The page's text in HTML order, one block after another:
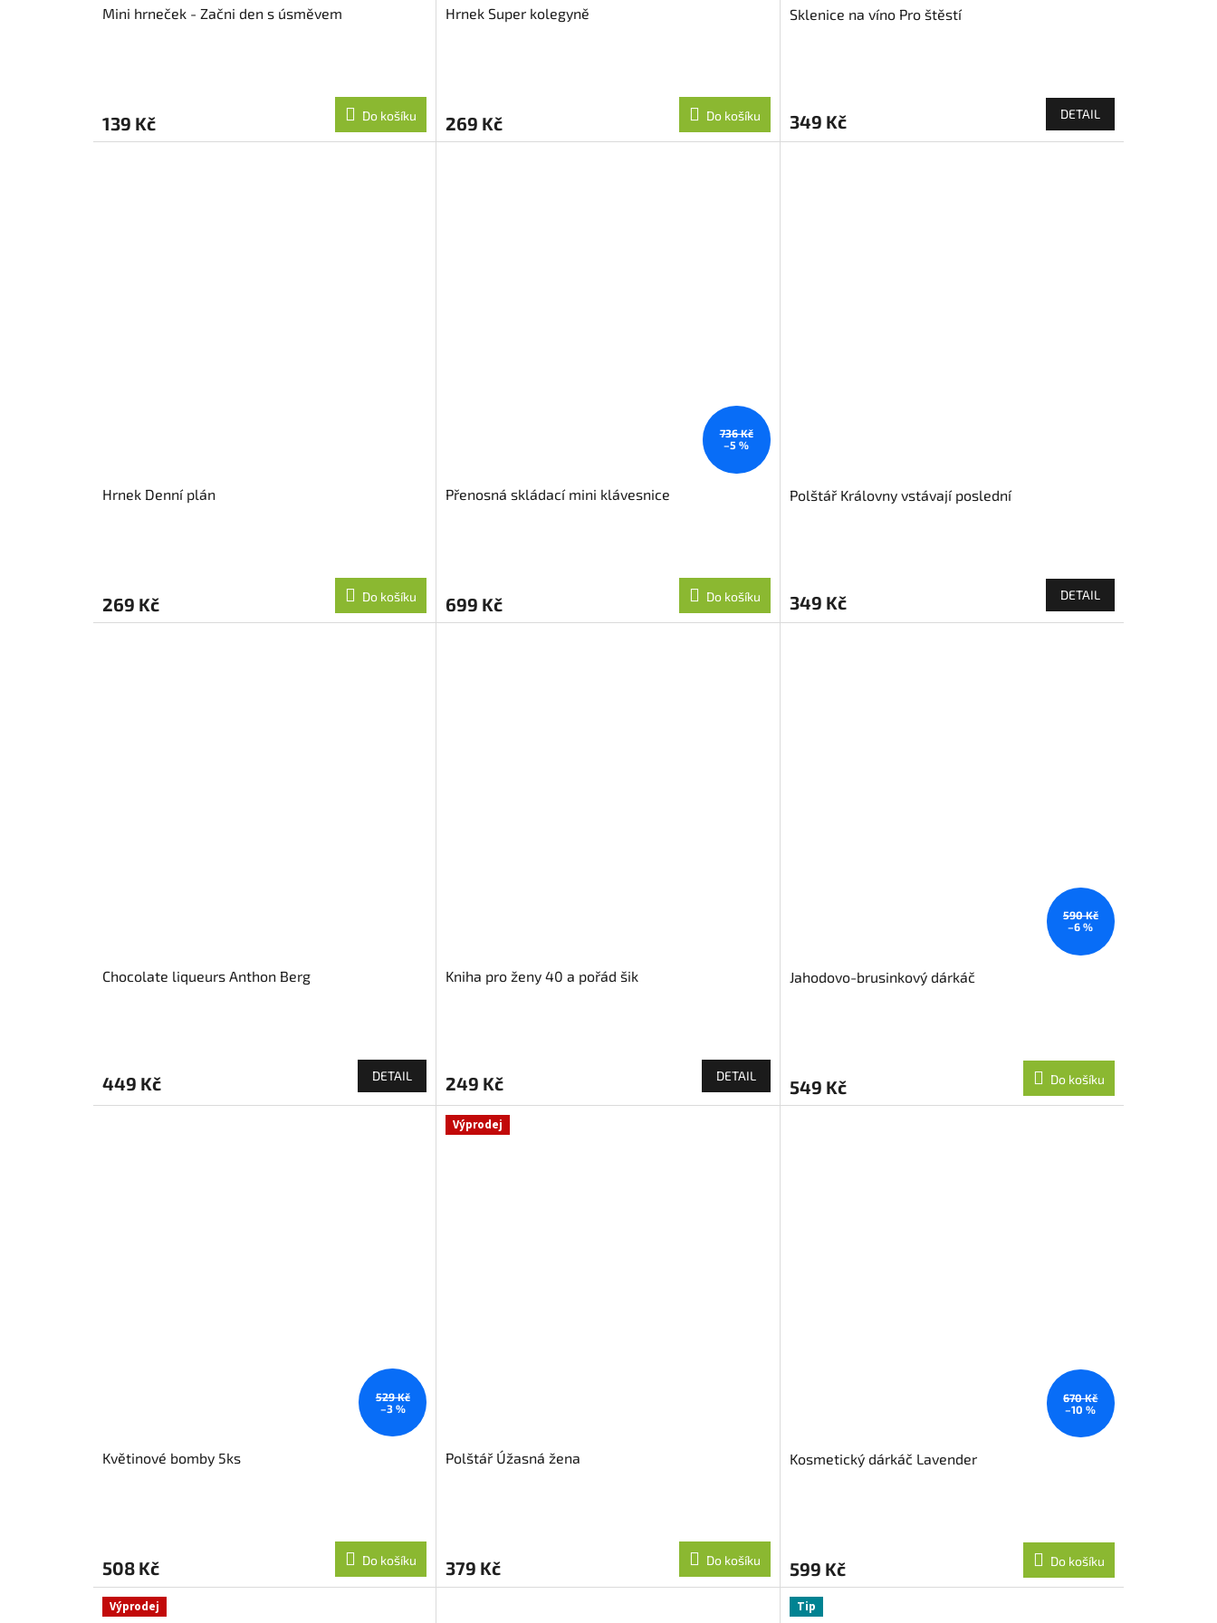
Mini hrneček - Začni den s úsměvem
139 Kč Do košíku
Hrnek Super kolegyně
269 Kč Do košíku
Sklenice na víno Pro štěstí
349 Kč DETAIL
Hrnek Denní plán
269 Kč Do košíku
736 Kč
–5 %
Přenosná skládací mini klávesnice
699 Kč Do košíku
Polštář Královny vstávají poslední
349 Kč DETAIL
Chocolate liqueurs Anthon Berg
449 Kč DETAIL
Kniha pro ženy 40 a pořád šik
249 Kč DETAIL
590 Kč
–6 %
Jahodovo-brusinkový dárkáč
549 Kč Do košíku
529 Kč
–3 %
Květinové bomby 5ks
508 Kč Do košíku
Výprodej
Polštář Úžasná žena
379 Kč Do košíku
670 Kč
–10 %
Kosmetický dárkáč Lavender
599 Kč Do košíku
Výprodej Tip